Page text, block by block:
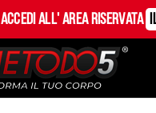
Accedi all' Area Riservata